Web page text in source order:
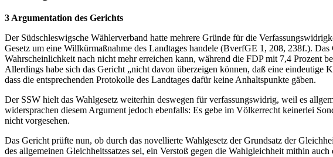
3 Argumentation des Gerichts
Der Südschleswigsche Wählerverband hatte mehrere Gründe für die
Gesetz um eine Willkürmaßnahme des Landtages handele (BverfGE 1, 208, 238f.).
Wahrscheinlichkeit nach nicht mehr erreichen kann, während die FDP mit 7,4 Prozent
Allerdings habe sich das Gericht „nicht davon überzeigen können, daß eine
dass die entsprechenden Protokolle des Landtages dafür keine Anhaltspunkte gäben.
Der SSW hielt das Wahlgesetz weiterhin deswegen für verfassungswidrig, weil es
widersprachen diesem Argument jedoch ebenfalls: Es gebe im Völkerrecht keinerlei
nicht vorgesehen.
Das Gericht prüfte nun, ob durch das novellierte Wahlgesetz der Grundsatz der
des allgemeinen Gleichheitssatzes sei, ein Verstoß gegen die Wahlgleichheit mithin